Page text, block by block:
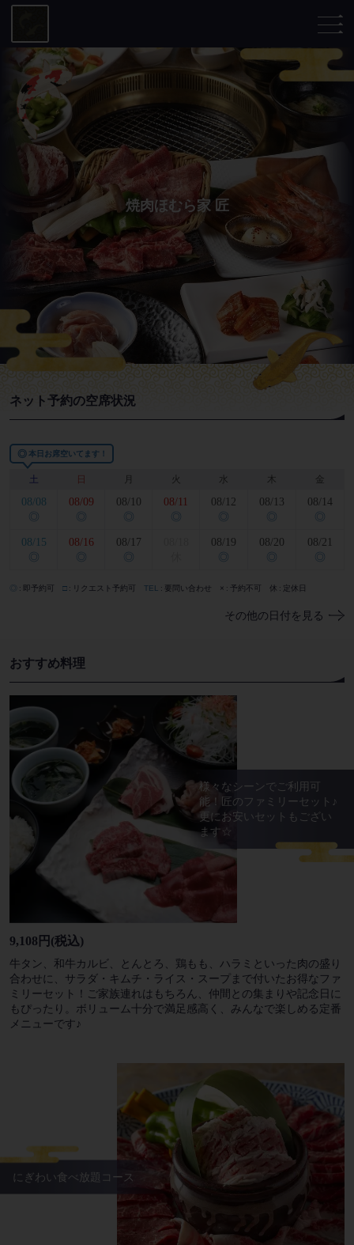
焼肉ほむら家 匠
ネット予約の空席状況
◎本日お席空いてます！
土 日 火 水 木 金
08/08
◎
08/09
◎
08/10
◎
08/11
◎
08/12
◎
08/13
◎
08/14
◎
08/15
◎
08/16
◎
08/17
◎
08/19
◎
08/20
◎
08/21
◎
即予約可 □ リクエスト予約可 TEL 要問い合わせ × 予約不可 休 定休日
その他の日付を見る
おすすめ料理
様々なシーンでご利用可
能！匠のファミリーセット♪
更にお安いセットもござい
ます☆
9,108円 (税込)
牛タン、和牛カルビ、とんとろ、鶏もも、ハラミといった肉の盛り
合わせに、サラダ・キムチ・ライス・スープまで付いたお得なファ
ミリーセット！ご家族連れはもちろん、仲間との集まりや記念日に
もぴったり。ボリューム十分で満足感高く、みんなで楽しめる定番
メニューです♪
にぎわい食べ放題コース